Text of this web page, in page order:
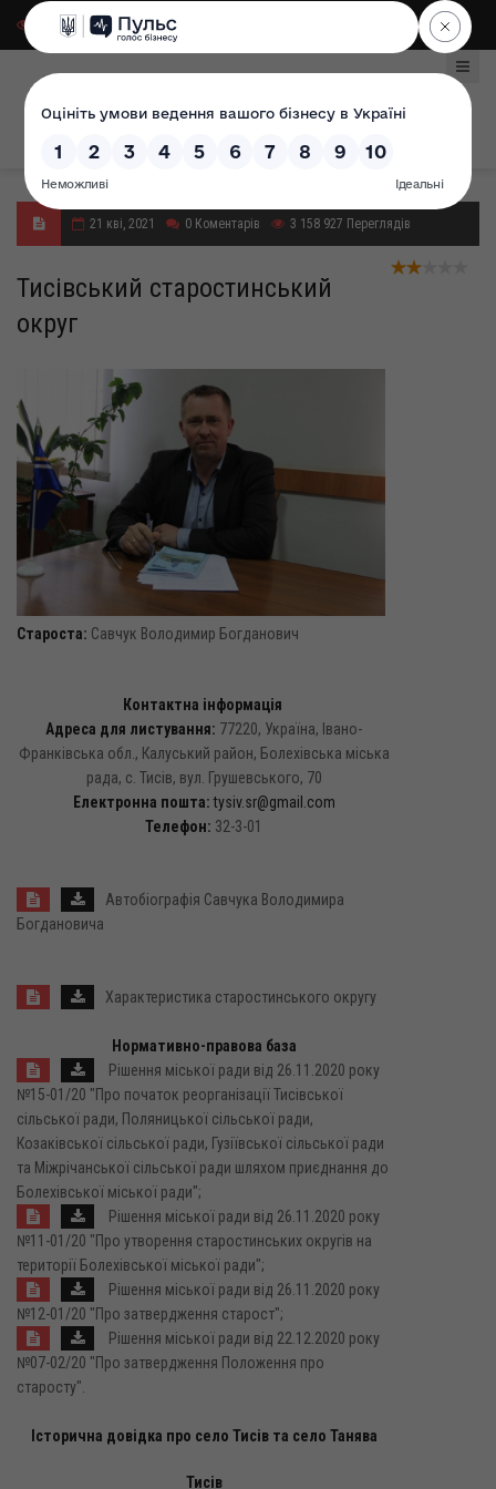
Для слабозорих|
21 кві, 2021 0 Коментарів 3 158 927 Переглядів
Тисівський старостинський
округ
Староста: Савчук Володимир Богданович
Контактна інформація
Адреса для листування: 77220, Україна, Івано-
Франківська обл., Калуський район, Болехівська міська
рада, с. Тисів, вул. Грушевського, 70
Електронна пошта:tysiv.sr@gmail.com
Телефон: 32-3-01
Автобіографія Савчука Володимира
Богдановича
Характеристика старостинського округу
Нормативно-правова база
Рішення міської ради від 26.11.2020 року
№15-01/20 "Про початок реорганізації Тисівської
сільської ради, Поляницької сільської ради,
Козаківської сільської ради, Гузіївської сільської ради
та Міжрічанської сільської ради шляхом приєднання до
Болехівської міської ради";
Рішення міської ради від 26.11.2020 року
№11-01/20 "Про утворення старостинських округів на
території Болехівської міської ради";
Рішення міської ради від 26.11.2020 року
№12-01/20 "Про затвердження старост";
Рішення міської ради від 22.12.2020 року
№07-02/20 "Про затвердження Положення про
старосту".
Історична довідка про село Тисів та село Танява
Тисів